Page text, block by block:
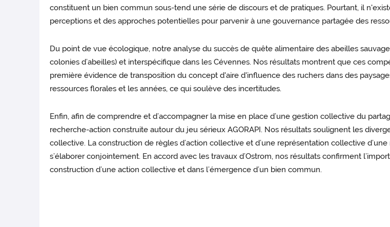
constituent un bien commun sous-tend une série de discours et de pratiques. Pourtant, il
perceptions et des approches potentielles pour parvenir à une gouvernance partagée des
Du point de vue écologique, notre analyse du succès de quête alimentaire des abeilles
colonies d’abeilles) et interspécifique dans les Cévennes. Nos résultats montrent que ces
première évidence de transposition du concept d'aire d'influence des ruchers dans des
ressources florales et les années, ce qui soulève des incertitudes.
Enfin, afin de comprendre et d’accompagner la mise en place d’une gestion collective du
recherche-action construite autour du jeu sérieux AGORAPI. Nos résultats soulignent les
collective. La construction de règles d’action collective et d’une représentation collective
s’élaborer conjointement. En accord avec les travaux d’Ostrom, nos résultats confirment
construction d’une action collective et dans l’émergence d’un bien commun.